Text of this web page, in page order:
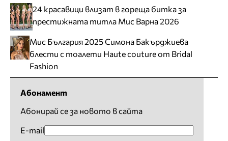
24 красавици влизат в гореща битка за
престижната титла Мис Варна 2026
Мис България 2025 Симона Бакърджиева
блести с тоалети Haute couture от Bridal
Fashion
Абонамент
Абонирай се за новото в сайта
E-mail